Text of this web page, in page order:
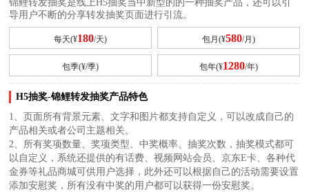
锦鲤转发抽奖是线上H5抽奖当中新型的的一种抽奖产品，还可以引
导用户不断的分享转发抽奖页面进行引流。
每天(¥180/天) 包月(¥580/月)
包季(¥/季) 包年(¥1280/年)
H5抽奖-锦鲤转发抽奖产品特色
1、页面所有背景元素、文字和图片都支持自定义，可以改成自己的
产品相关或者公司主题相关。
2、所有奖项数量、奖项类型、中奖概率、抽奖次数，抽奖模式都可
以自定义，系统还提供的有话费、视频网站会员、京东E卡、各种代
金券等礼品商城可供用户选择，此外还可以根据自己的活动需要设置
添加安慰奖，所有没有中奖的用户都可以获得一份安慰奖。